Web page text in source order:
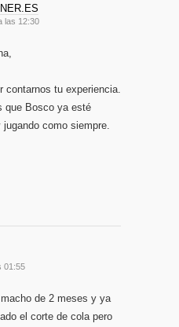
las 12:30
contarnos tu experiencia.
que Bosco ya esté
jugando como siempre.
01:55
de 2 meses y ya
el corte de cola pero